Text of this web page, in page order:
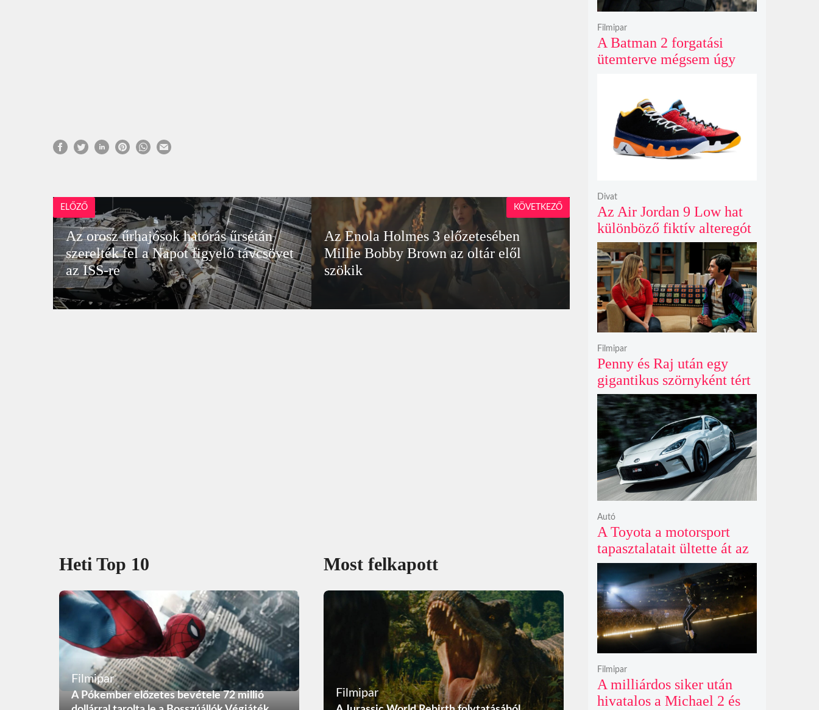
ELŐZŐ
Az orosz űrhajósok hatórás űrsétán
szerelték fel a Napot figyelő távcsövet
az ISS-re
Az Enola Holmes 3 előzetesében
Millie Bobby Brown az oltár elől
szökik
KÖVETKEZŐ
Heti Top 10
Filmipar
A Pókember előzetes bevétele 72 millió
Most felkapott
Filmipar
A Batman 2 forgatási
ütemterve mégsem úgy
Filmipar
Az Air Jordan 9 Low hat
különböző fiktív alteregót
gyúr egyetlen őrült
dizájnba
Divat
Penny és Raj után egy
gigantikus szörnyként tért
vissza valaki az
Agymenők legújabb spin-
offjában
Filmipar
A Toyota a motorsport
tapasztalatait ültette át az
új GR86 vezethetőségébe
és biztonságába
Autó
A milliárdos siker után
hivatalos a Michael 2 és
Filmipar